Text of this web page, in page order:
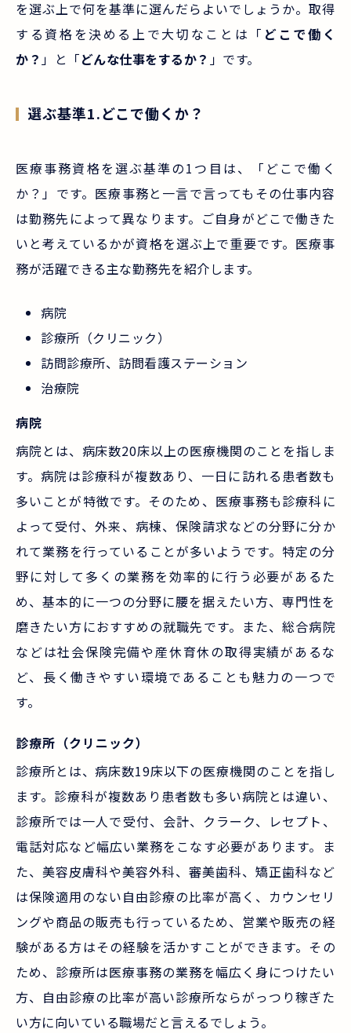
を選ぶ上で何を基準に選んだらよいでしょうか。取得
する資格を決める上で大切なことは「 どこで働く
か？」と「どんな仕事をするか？ 」です。
選ぶ基準1.どこで働くか？
医療事務資格を選ぶ基準の1つ目は、「どこで働く
か？」です。医療事務と一言で言ってもその仕事内容
は勤務先によって異なります。ご自身がどこで働きた
いと考えているかが資格を選ぶ上で重要です。医療事
務が活躍できる主な勤務先を紹介します。
病院
診療所（クリニック）
訪問診療所、訪問看護ステーション
治療院
病院
病院とは、病床数20床以上の医療機関のことを指しま
す。病院は診療科が複数あり、一日に訪れる患者数も
多いことが特徴です。そのため、医療事務も診療科に
よって受付、外来、病棟、保険請求などの分野に分か
れて業務を行っていることが多いようです。特定の分
野に対して多くの業務を効率的に行う必要があるた
め、基本的に一つの分野に腰を据えたい方、専門性を
磨きたい方におすすめの就職先です。また、総合病院
などは社会保険完備や産休育休の取得実績があるな
ど、長く働きやすい環境であることも魅力の一つで
す。
診療所（クリニック）
診療所とは、病床数19床以下の医療機関のことを指し
ます。診療科が複数あり患者数も多い病院とは違い、
診療所では一人で受付、会計、クラーク、レセプト、
電話対応など幅広い業務をこなす必要があります。ま
た、美容皮膚科や美容外科、審美歯科、矯正歯科など
は保険適用のない自由診療の比率が高く、カウンセリ
ングや商品の販売も行っているため、営業や販売の経
験がある方はその経験を活かすことができます。その
ため、診療所は医療事務の業務を幅広く身につけたい
方、自由診療の比率が高い診療所ならがっつり稼ぎた
い方に向いている職場だと言えるでしょう。